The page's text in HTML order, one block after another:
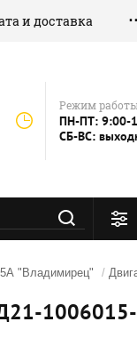
и доставка
Режим работы
ПН-ПТ: 9:00-
СБ-ВС:
"Владимирец" /